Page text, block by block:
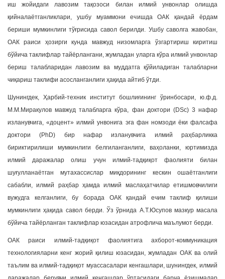
иш жойидаги лавозим тақозоси билан илмий унвонлар олишда
қийналаётганликлари, ушбу муаммони ечишда ОАК қандай ёрдам
бериши мумкинлиги тўғрисида савол берилди. Ушбу саволга жавобан,
ОАК раиси ҳозирги кунда мавжуд низомларга ўзгартириш киритиш
бўйича таклифлар тайёрлангани, жумладан уларга кўра илмий унвонлар
бериш талабларидан лавозим ва муддатга қўйиладиган талабларни
чиқариш таклифи асосланганлиги ҳақида айтиб ўтди.
Шунингдек, Ҳарбий-техник институт бошлиғининг ўринбосари, ю.ф.д.
М.М.Миракулов мавжуд талабларга кўра, фан доктори (DSc) 3 нафар
изланувчига, «доцент» илмий унвонига эга фан номзоди ёки фалсафа
доктори (PhD) бир нафар изланувчига илмий раҳбарликка
бириктирилиши мумкинлиги белгиланганлиги, ваҳоланки, юртимизда
илмий даражалар олиш учун илмий-тадқиқот фаолияти билан
шуғулланаётган мутахассислар миқдорининг кескин ошаётганлиги
сабабли, илмий раҳбар ҳамда илмий маслаҳатчилар етишмовчилиги
вужудга келганлиги, бу борада ОАК қандай ечим таклиф қилиши
мумкинлиги ҳақида савол берди. Ўз ўрнида А.Т.Юсупов мазкур масала
бўйича тайёрланган таклифлар юзасидан атрофлича маълумот берди.
ОАК раиси илмий-тадқиқот фаолиятига ахборот-коммуникация
технологияларни кенг жорий қилиш юзасидан, жумладан ОАК ва олий
таълим ва илмий-тадқиқот муассасалари кенгашлари, шунингдек, илмий